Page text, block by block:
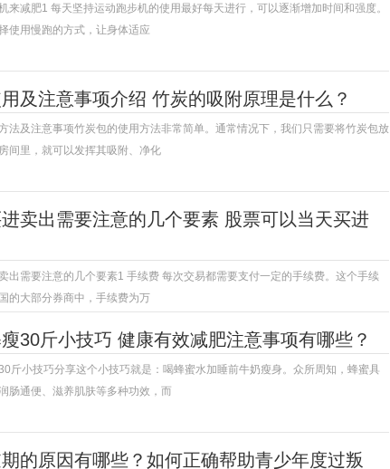
来减肥1 每天坚持运动跑步机的使用最好每天进行，可以逐渐增加时间和强度。
使用慢跑的方式，让身体适应
及注意事项介绍 竹炭的吸附原理是什么？
法及注意事项竹炭包的使用方法非常简单。通常情况下，我们只需要将竹炭包放
间里，就可以发挥其吸附、净化
卖出需要注意的几个要素 股票可以当天买进
出需要注意的几个要素1 手续费 每次交易都需要支付一定的手续费。这个手续
的大部分券商中，手续费为万
30斤小技巧 健康有效减肥注意事项有哪些？
斤小技巧分享这个小技巧就是：喝蜂蜜水加睡前牛奶瘦身。众所周知，蜂蜜具
肠通便、滋养肌肤等多种功效，而
的原因有哪些？如何正确帮助青少年度过叛